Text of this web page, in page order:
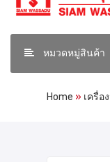
หมวดหมู่สินค้า
Home » เครื่อ